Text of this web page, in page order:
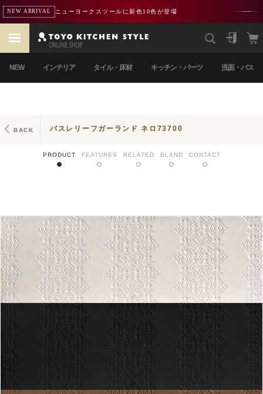
NEW ARRIVAL ニューヨークスツールに新色10色が登場
NEW インテリア タイル・床材 キッチン・パーツ 洗面・バス
BACK バスレリーフガーランド ネロ73700
PRODUCT FEATURES RELATED BLAND CONTACT